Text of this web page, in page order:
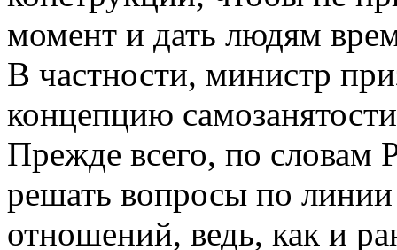
момент и дать людям
В частности, министр
концепцию
Прежде всего, по словам
решать вопросы по
отношений, ведь, как и